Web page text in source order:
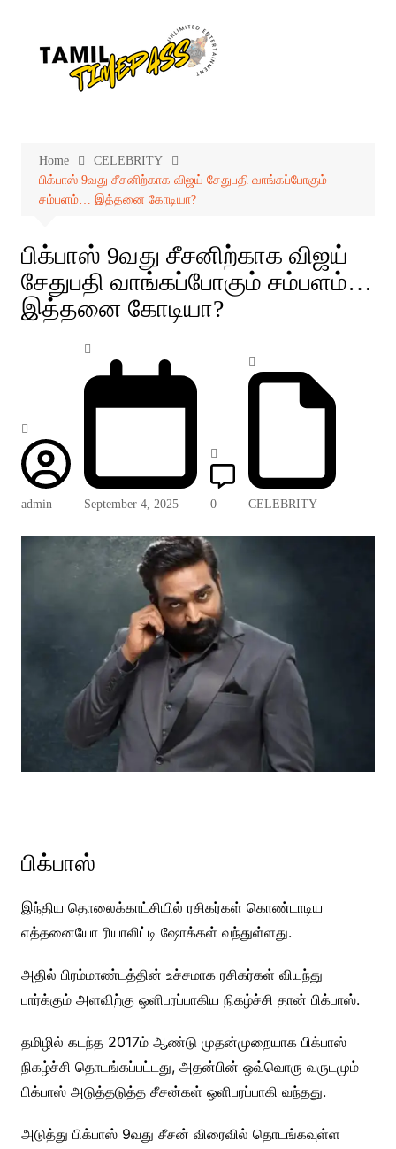
Home
CELEBRITY
பிக்பாஸ் 9வது சீசனிற்காக விஜய் சேதுபதி வாங்கப்போகும்
சம்பளம்… இத்தனை கோடியா?
பிக்பாஸ் 9வது சீசனிற்காக விஜய்
சேதுபதி வாங்கப்போகும் சம்பளம்…
இத்தனை கோடியா?
admin September 4, 2025 0 CELEBRITY
பிக்பாஸ்
இந்திய தொலைக்காட்சியில் ரசிகர்கள் கொண்டாடிய
எத்தனையோ ரியாலிட்டி ஷோக்கள் வந்துள்ளது.
அதில் பிரம்மாண்டத்தின் உச்சமாக ரசிகர்கள் வியந்து
பார்க்கும் அளவிற்கு ஒளிபரப்பாகிய நிகழ்ச்சி தான் பிக்பாஸ்.
தமிழில் கடந்த 2017ம் ஆண்டு முதன்முறையாக பிக்பாஸ்
நிகழ்ச்சி தொடங்கப்பட்டது, அதன்பின் ஒவ்வொரு வருடமும்
பிக்பாஸ் அடுத்தடுத்த சீசன்கள் ஒளிபரப்பாகி வந்தது.
அடுத்து பிக்பாஸ் 9வது சீசன் விரைவில் தொடங்கவுள்ள